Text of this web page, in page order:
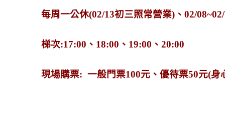
每周一公休(02/13初三照常營業)、02/
梯次:17:00、18:00、19:00、20:00
現場購票: 一般門票100元、優待票50元(身